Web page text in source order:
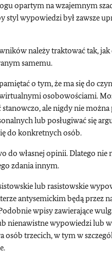
opartym na wzajemnym
styl wypowiedzi był zawsze
należy traktować tak, jak
samemu.
o tym, że ma się do
osobowościami.
ale nigdy nie można
lub posługiwać się
do konkretnych osób.
do własnej opinii. Dlatego nie
zdania innym.
lub rasistowskie
antysemickim będą przez
wpisy zawierające
nienawistne wypowiedzi lub
osób trzecich, w tym w